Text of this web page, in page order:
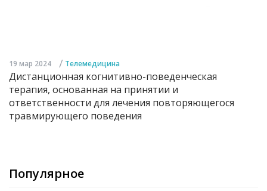
19 мар 2024 / Телемедицина
Дистанционная когнитивно-поведенческая
терапия, основанная на принятии и
ответственности для лечения повторяющегося
травмирующего поведения
Популярное